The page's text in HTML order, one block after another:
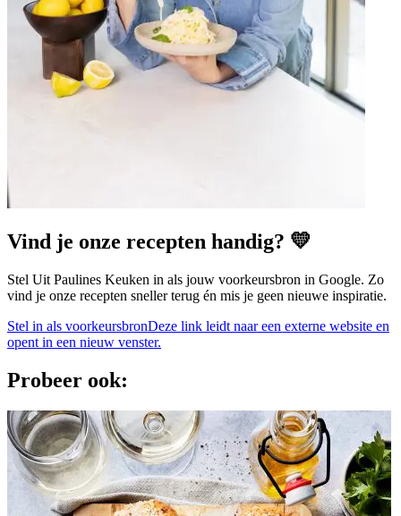
Vind je onze recepten handig? 💛
Stel Uit Paulines Keuken in als jouw voorkeursbron in Google. Zo
vind je onze recepten sneller terug én mis je geen nieuwe inspiratie.
Stel in als voorkeursbronDeze link leidt naar een externe website en
opent in een nieuw venster.
Probeer ook: